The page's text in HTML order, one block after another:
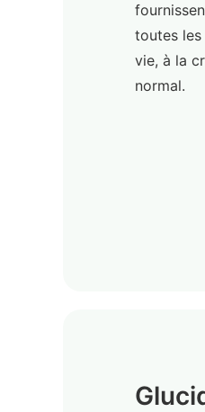
toutes les
vie, à la
normal.